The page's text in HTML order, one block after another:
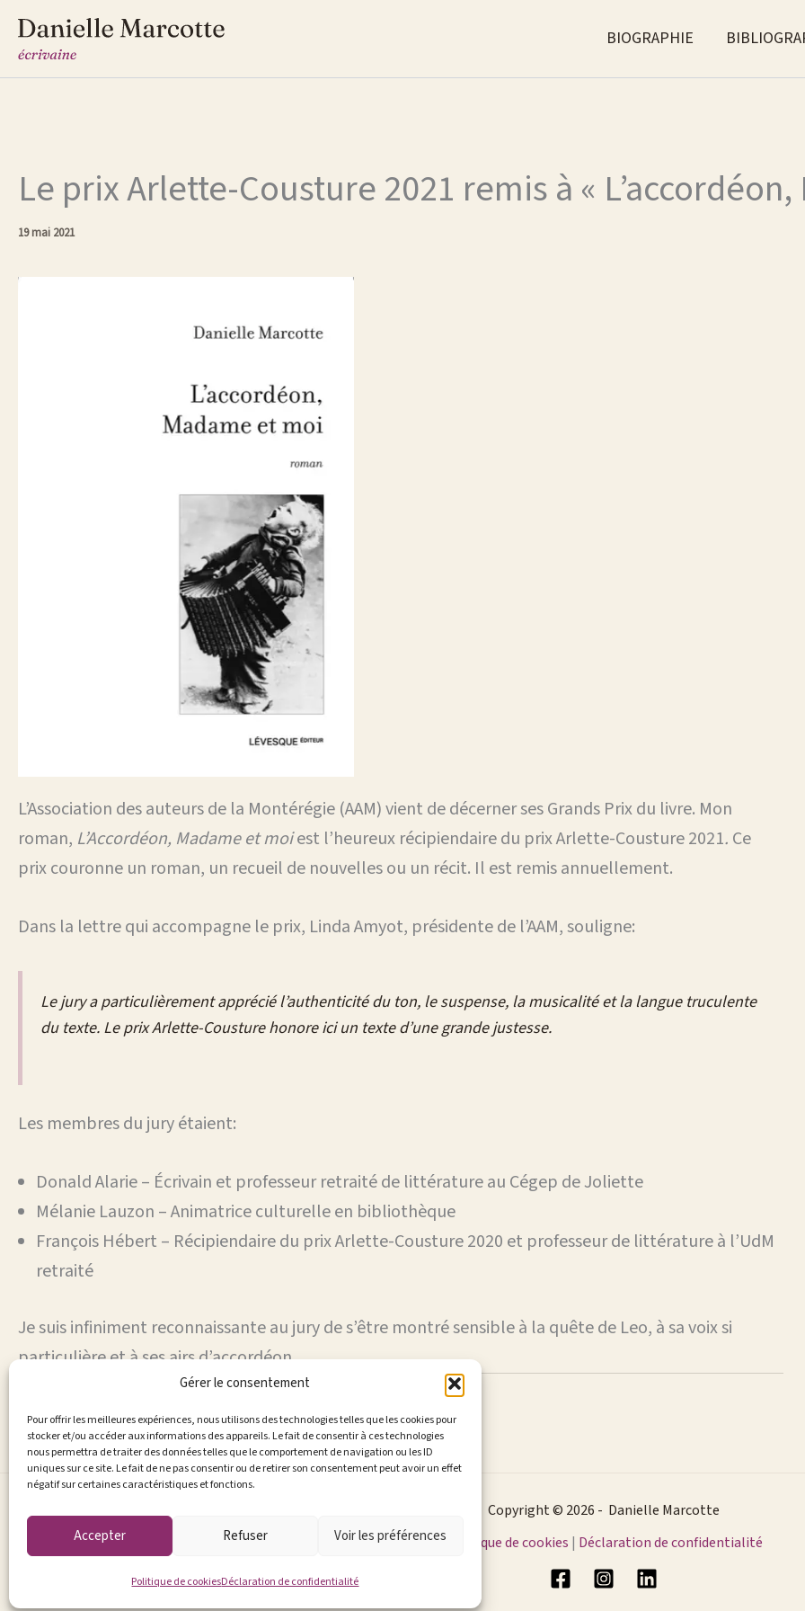
Gérer le consentement
Pour offrir les meilleures expériences, nous utilisons des technologies telles que les cookies pour
stocker et/ou accéder aux informations des appareils. Le fait de consentir à ces technologies
nous permettra de traiter des données telles que le comportement de navigation ou les ID
uniques sur ce site. Le fait de ne pas consentir ou de retirer son consentement peut avoir un effet
négatif sur certaines caractéristiques et fonctions.
Accepter Refuser Voir les préférences
Politique de cookiesDéclaration de confidentialité
Aller
contenu
BIOGRAPHIE
Le prix Arlette-Cousture 2021 remis à «
19 mai 2021
L’Association des auteurs de la Montérégie (AAM) vient de décerner ses Grands Prix du livre. Mon
roman, L’Accordéon, Madame et moiest l’heureux récipiendaire du prix Arlette-Cousture 2021. Ce
prix couronne un roman, un recueil de nouvelles ou un récit. Il est remis annuellement.
Dans la lettre qui accompagne le prix, Linda Amyot, présidente de l’AAM, souligne:
Le jury a particulièrement apprécié l’authenticité du ton, le suspense, la musicalité et la langue truculente
du texte. Le prix Arlette-Cousture honore ici un texte d’une grande justesse.
Les membres du jury étaient:
Donald Alarie – Écrivain et professeur retraité de littérature au Cégep de Joliette
Mélanie Lauzon – Animatrice culturelle en bibliothèque
François Hébert – Récipiendaire du prix Arlette-Cousture 2020 et professeur de littérature à l’UdM
retraité
Je suis infiniment reconnaissante au jury de s’être montré sensible à la quête de Leo, à sa voix si
particulière et à ses airs d’accordéon.
Copyright © 2026 - Danielle Marcotte
Politique de cookies | Déclaration de confidentialité